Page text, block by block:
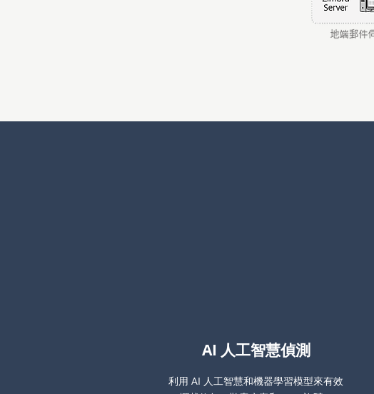
AI
AI 人工智慧偵測
利用 AI 人工智慧和機器學習模型來有效